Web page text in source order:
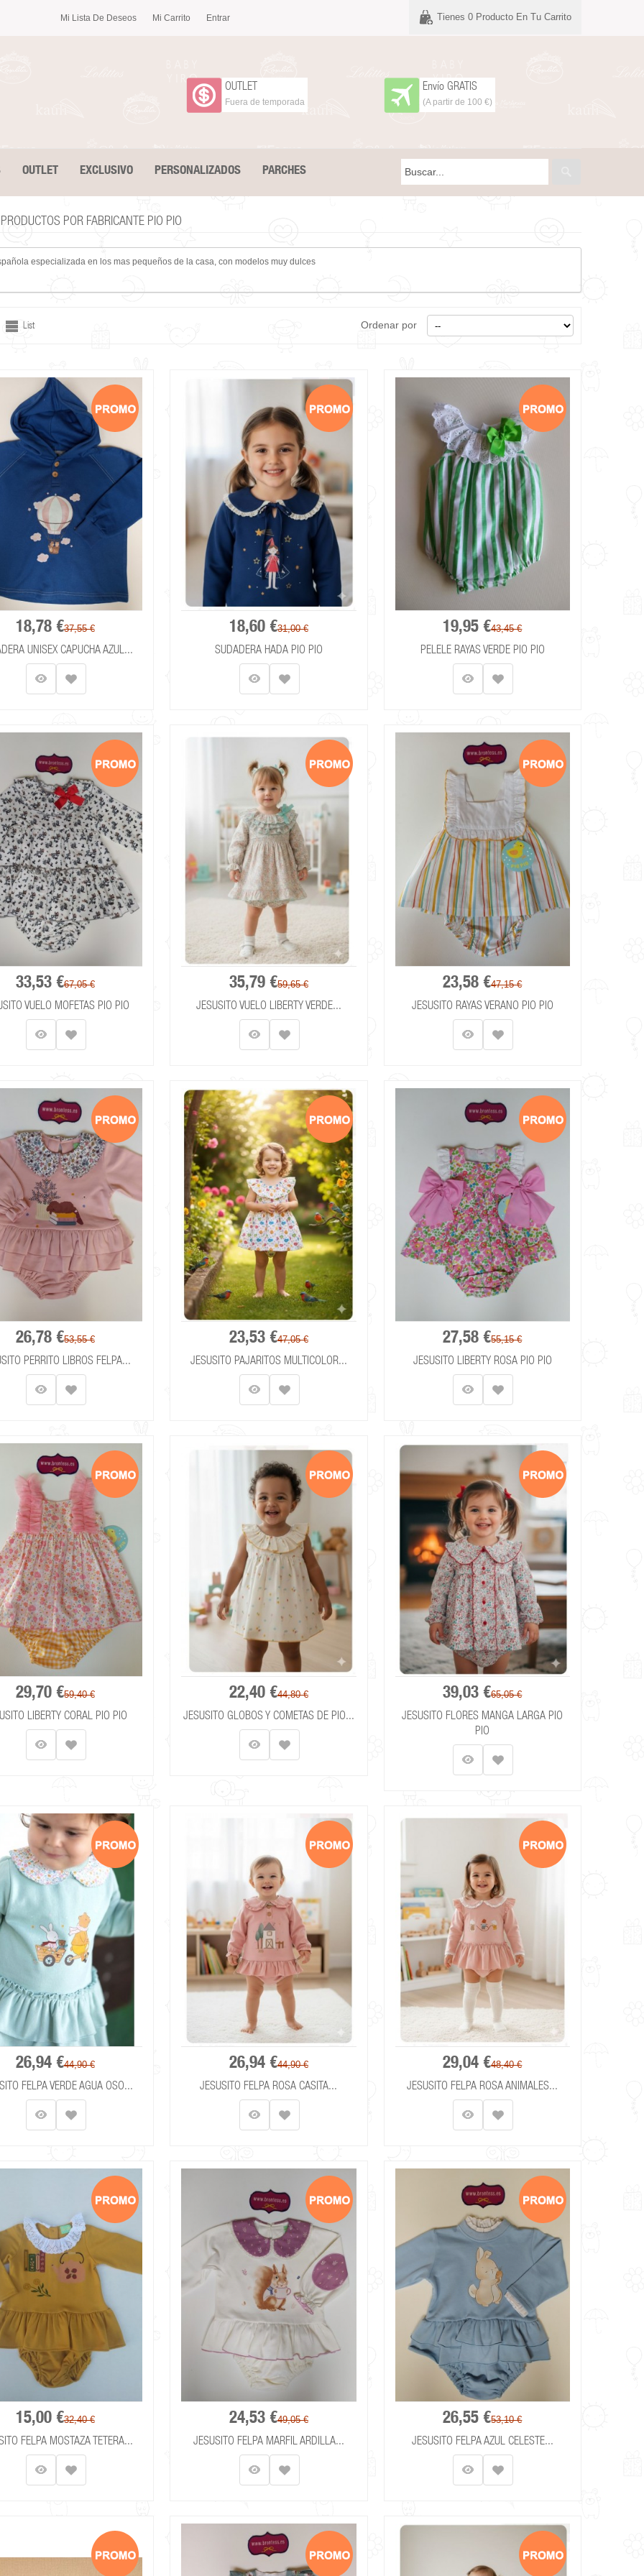
Mi Lista De Deseos Mi Carrito Entrar Tienes 0 Producto En Tu Carrito
Envío GRATIS
(A partir de 100 €)
OUTLET
Fuera de temporada
OUTLET EXCLUSIVO PERSONALIZADOS PARCHES
POR FABRICANTE PIO PIO
especializada en los mas pequeños de la casa, con modelos muy dulces
List Ordenar por
18,78 €37,55 €
UNISEX CAPUCHA AZUL...
18,60 €31,00 €
SUDADERA HADA PIO PIO
19,95 €43,45 €
PELELE RAYAS VERDE PIO PIO
33,53 €67,05 €
VUELO MOFETAS PIO PIO
35,79 €59,65 €
JESUSITO VUELO LIBERTY VERDE...
23,58 €47,15 €
JESUSITO RAYAS VERANO PIO PIO
26,78 €53,55 €
PERRITO LIBROS FELPA...
23,53 €47,05 €
JESUSITO PAJARITOS MULTICOLOR...
27,58 €55,15 €
JESUSITO LIBERTY ROSA PIO PIO
29,70 €59,40 €
LIBERTY CORAL PIO PIO
22,40 €44,80 €
JESUSITO GLOBOS Y COMETAS DE PIO...
39,03 €65,05 €
JESUSITO FLORES MANGA LARGA PIO
PIO
26,94 €44,90 €
FELPA VERDE AGUA OSO...
26,94 €44,90 €
JESUSITO FELPA ROSA CASITA...
29,04 €48,40 €
JESUSITO FELPA ROSA ANIMALES...
15,00 €32,40 €
FELPA MOSTAZA TETERA...
24,53 €49,05 €
JESUSITO FELPA MARFIL ARDILLA...
26,55 €53,10 €
JESUSITO FELPA AZUL CELESTE...